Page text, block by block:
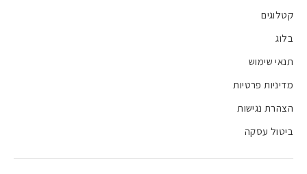
קטלוגים
בלוג
תנאי שימוש
מדיניות פרטיות
הצהרת נגישות
ביטול עסקה